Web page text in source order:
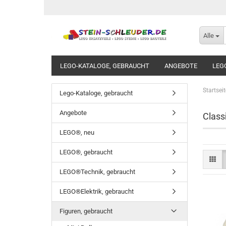
Alle
LEGO-KATALOGE, GEBRAUCHT ANGEBOTE
BAUANLEITUNGEN LEGO STICKERSETS LEGO
Lego-Kataloge, gebraucht
Angebote
LEGO®, neu
LEGO®, gebraucht
LEGO®Technik, gebraucht
LEGO®Elektrik, gebraucht
Figuren, gebraucht